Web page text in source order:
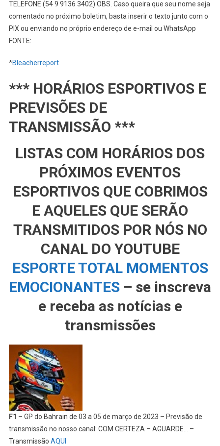
TELEFONE (54 9 9136 3402) OBS. Caso queira que seu nome seja
comentado no próximo boletim, basta inserir o texto junto com o
PIX ou enviando no próprio endereço de e-mail ou WhatsApp
FONTE:
*Bleacherreport
*** HORÁRIOS ESPORTIVOS E
PREVISÕES DE
TRANSMISSÃO ***
LISTAS COM HORÁRIOS DOS
PRÓXIMOS EVENTOS
ESPORTIVOS QUE COBRIMOS
E AQUELES QUE SERÃO
TRANSMITIDOS POR NÓS NO
CANAL DO YOUTUBE
ESPORTE TOTAL MOMENTOS
EMOCIONANTES – se inscreva
e receba as notícias e
transmissões
F1 – GP do Bahrain de 03 a 05 de março de 2023 – Previsão de
transmissão no nosso canal: COM CERTEZA – AGUARDE… –
Transmissão AQUI